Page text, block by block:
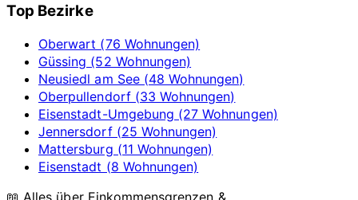
Top Bezirke
Oberwart (76 Wohnungen)
Güssing (52 Wohnungen)
Neusiedl am See (48 Wohnungen)
Oberpullendorf (33 Wohnungen)
Eisenstadt-Umgebung (27 Wohnungen)
Jennersdorf (25 Wohnungen)
Mattersburg (11 Wohnungen)
Eisenstadt (8 Wohnungen)
📖 Alles über Einkommensgrenzen &